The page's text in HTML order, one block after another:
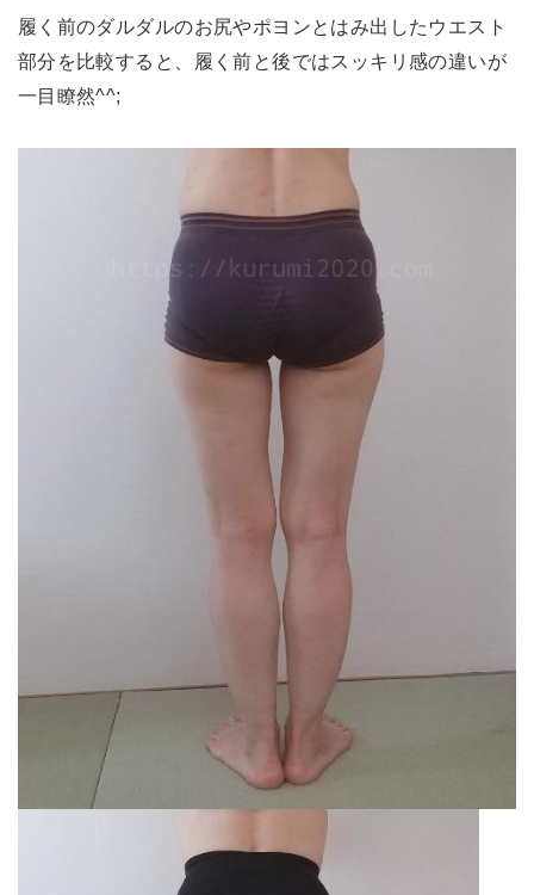
履く前のダルダルのお尻やポヨンとはみ出したウエスト
部分を比較すると、履く前と後ではスッキリ感の違いが
一目瞭然^^;